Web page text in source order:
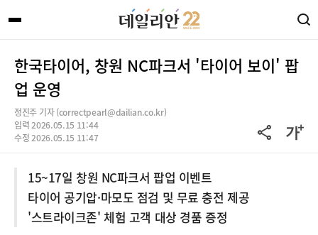
한국타이어, 창원 NC파크서 '타이어 보이' 팝
업 운영
정진주 기자 (correctpearl@dailian.co.kr)
입력 2026.05.15 11:44
수정 2026.05.15 11:47
15~17일 창원 NC파크서 팝업 이벤트
타이어 공기압·마모도 점검 및 무료 충전 제공
'스트라이크존' 체험 고객 대상 경품 증정